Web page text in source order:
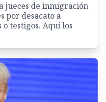
jueces de inmigración
por desacato a
testigos. Aquí los